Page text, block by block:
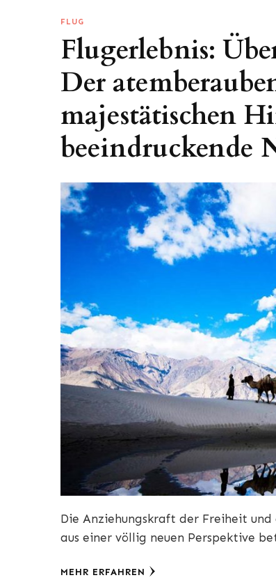
FLUG
Flugerlebnis:
Der
majestätischen
beeindruckende
Die Anziehungskraft der Freiheit
aus einer völlig neuen Perspektive
MEHR ERFAHREN